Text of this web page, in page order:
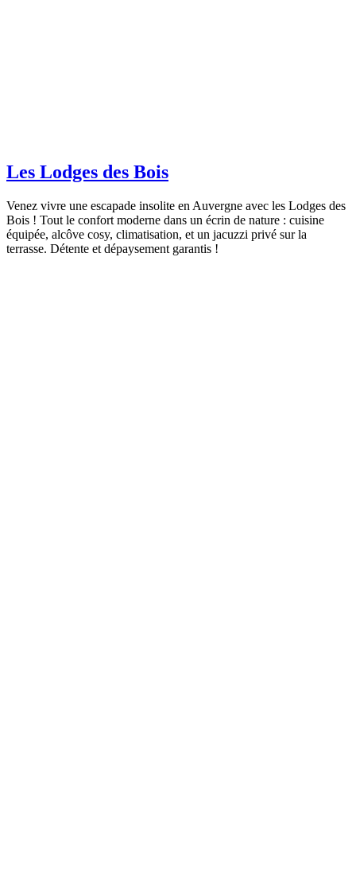
Les Lodges des Bois
Venez vivre une escapade insolite en Auvergne avec les Lodges des
Bois ! Tout le confort moderne dans un écrin de nature : cuisine
équipée, alcôve cosy, climatisation, et un jacuzzi privé sur la
terrasse. Détente et dépaysement garantis !